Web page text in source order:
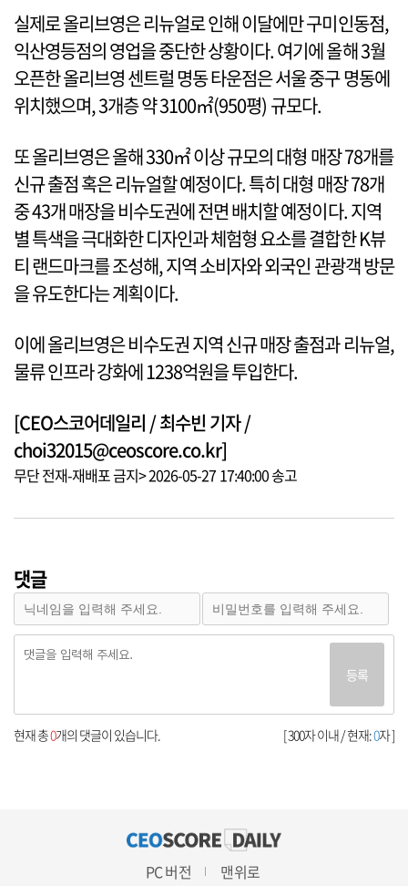
실제로 올리브영은 리뉴얼로 인해 이달에만 구미인동점,
익산영등점의 영업을 중단한 상황이다. 여기에 올해 3월
오픈한 올리브영 센트럴 명동 타운점은 서울 중구 명동에
위치했으며, 3개층 약 3100㎡(950평) 규모다.
또 올리브영은 올해 330㎡ 이상 규모의 대형 매장 78개를
신규 출점 혹은 리뉴얼할 예정이다. 특히 대형 매장 78개
중 43개 매장을 비수도권에 전면 배치할 예정이다. 지역
별 특색을 극대화한 디자인과 체험형 요소를 결합한 K뷰
티 랜드마크를 조성해, 지역 소비자와 외국인 관광객 방문
을 유도한다는 계획이다.
이에 올리브영은 비수도권 지역 신규 매장 출점과 리뉴얼,
물류 인프라 강화에 1238억원을 투입한다.
[CEO스코어데일리 / 최수빈 기자 /
choi32015@ceoscore.co.kr]
무단 전재-재배포 금지> 2026-05-27 17:40:00 송고
댓글
등록
[ 300자 이내 / 현재:0자 ]
현재 총0개의 댓글이 있습니다.
PC 버전 맨위로